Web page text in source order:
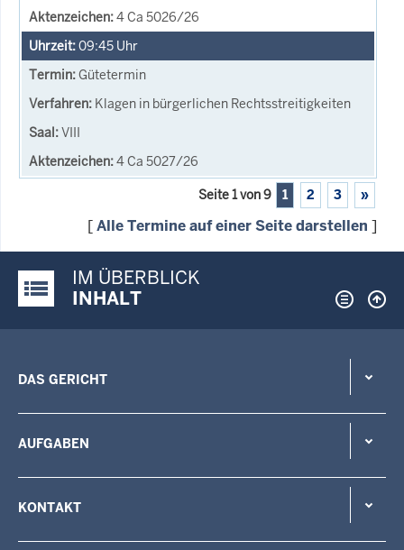
4 Ca 5026/26
09:45 Uhr
Gütetermin
Klagen in bürgerlichen Rechtsstreitigkeiten
VIII
4 Ca 5027/26
Seite 1 von 9 1 2 3 »
[Alle Termine auf einer Seite darstellen ]
Justiz-Portal im Überblick:
IM ÜBERBLICK
INHALT
DAS GERICHT
AUFGABEN
KONTAKT